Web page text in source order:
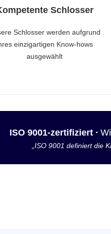
Schlosser
Schlosser werden aufgrund
einzigartigen Know-hows
ausgewählt
ISO 9001-zertifiziert ·
„ISO 9001 definiert die